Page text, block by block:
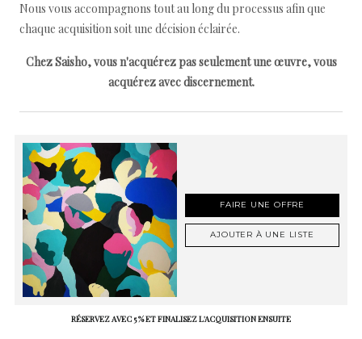
Nous vous accompagnons tout au long du processus afin que
chaque acquisition soit une décision éclairée.
Chez Saisho, vous n'acquérez pas seulement une œuvre, vous
acquérez avec discernement.
FAIRE UNE OFFRE
AJOUTER À UNE LISTE
RÉSERVEZ AVEC 5 % ET FINALISEZ L'ACQUISITION ENSUITE